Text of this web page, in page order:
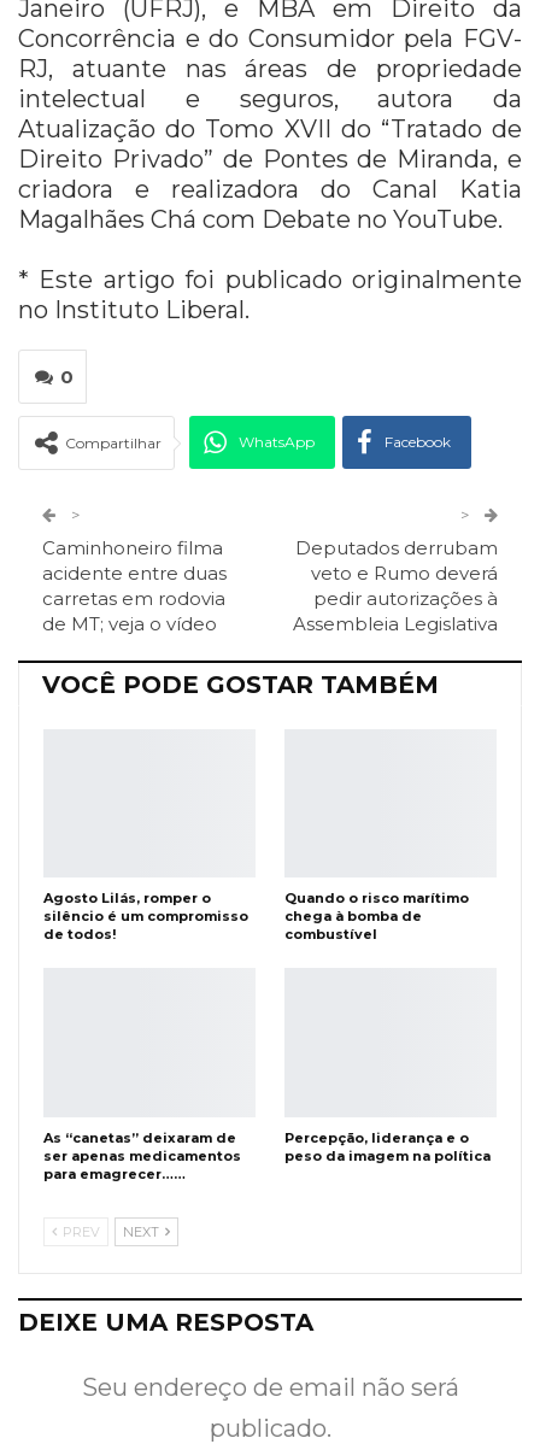
Janeiro (UFRJ), e MBA em Direito da
Concorrência e do Consumidor pela FGV-
RJ, atuante nas áreas de propriedade
intelectual e seguros, autora da
Atualização do Tomo XVII do “Tratado de
Direito Privado” de Pontes de Miranda, e
criadora e realizadora do Canal Katia
Magalhães Chá com Debate no YouTube.
* Este artigo foi publicado originalmente
no Instituto Liberal.
0
Compartilhar WhatsApp Facebook
ReddIt Pinterest Telegram
Facebook Messenger Viber O email
>
Caminhoneiro filma
acidente entre duas
carretas em rodovia
de MT; veja o vídeo
>
Deputados derrubam
veto e Rumo deverá
pedir autorizações à
Assembleia Legislativa
VOCÊ PODE GOSTAR TAMBÉM
Agosto Lilás, romper o
silêncio é um compromisso
de todos!
Quando o risco marítimo
chega à bomba de
combustível
As “canetas” deixaram de
ser apenas medicamentos
para emagrecer……
Percepção, liderança e o
peso da imagem na política
PREV NEXT
DEIXE UMA RESPOSTA
Seu endereço de email não será
publicado.